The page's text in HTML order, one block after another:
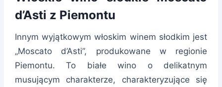
d’Asti z Piemontu
Innym wyjątkowym włoskim winem słodkim jest
„Moscato d’Asti”, produkowane w regionie
Piemontu. To białe wino o delikatnym
musującym charakterze, charakteryzujące się